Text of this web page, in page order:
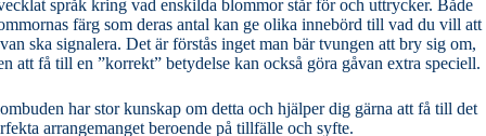
språk kring vad enskilda blommor står för och uttrycker. Både
färg som deras antal kan ge olika innebörd till vad du vill att
ska signalera. Det är förstås inget man bär tvungen att bry sig om,
att få till en ”korrekt” betydelse kan också göra gåvan extra speciell.
har stor kunskap om detta och hjälper dig gärna att få till det
arrangemanget beroende på tillfälle och syfte.